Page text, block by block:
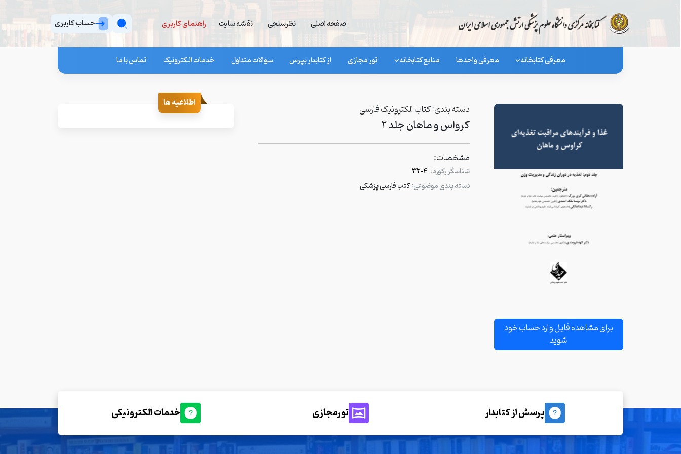
صفحه اصلی نظرسنجی نقشه سایت راهنمای کاربری حساب کاربری
معرفی کتابخانه معرفی واحدها منابع کتابخانه تور مجازی از کتابدار بپرس سوالات متداول خدمات الکترونیک تماس با ما
برای مشاهده فایل وارد حساب خود
شوید
دسته بندی:کتاب الکترونیک فارسی
کرواس و ماهان جلد 2
مشخصات:
شناسگر رکورد: 3204
دسته بندی موضوعی:کتب فارسی پزشکی
اطلاعیه ها
پرسش از کتابدار تورمجازی خدمات الکترونیکی